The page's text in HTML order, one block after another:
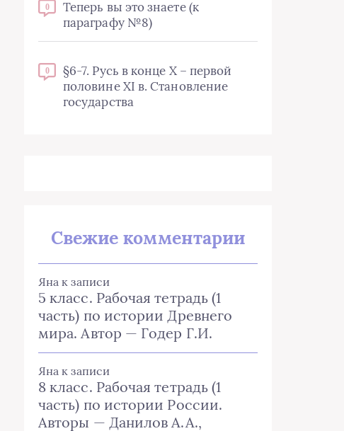
0
Теперь вы это знаете (к
параграфу №8)
0
§6-7. Русь в конце X – первой
половине XI в. Становление
государства
Свежие комментарии
Яна к записи
5 класс. Рабочая тетрадь (1
часть) по истории Древнего
мира. Автор — Годер Г.И.
Яна к записи
8 класс. Рабочая тетрадь (1
часть) по истории России.
Авторы — Данилов А.А.,